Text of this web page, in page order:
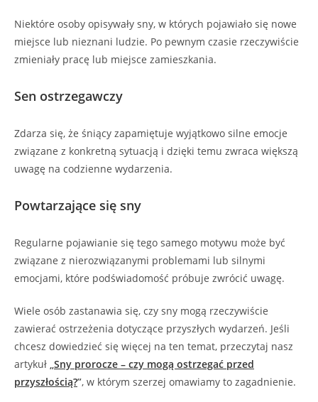
Niektóre osoby opisywały sny, w których pojawiało się nowe
miejsce lub nieznani ludzie. Po pewnym czasie rzeczywiście
zmieniały pracę lub miejsce zamieszkania.
Sen ostrzegawczy
Zdarza się, że śniący zapamiętuje wyjątkowo silne emocje
związane z konkretną sytuacją i dzięki temu zwraca większą
uwagę na codzienne wydarzenia.
Powtarzające się sny
Regularne pojawianie się tego samego motywu może być
związane z nierozwiązanymi problemami lub silnymi
emocjami, które podświadomość próbuje zwrócić uwagę.
Wiele osób zastanawia się, czy sny mogą rzeczywiście
zawierać ostrzeżenia dotyczące przyszłych wydarzeń. Jeśli
chcesz dowiedzieć się więcej na ten temat, przeczytaj nasz
artykuł „Sny prorocze – czy mogą ostrzegać przed
przyszłością?”, w którym szerzej omawiamy to zagadnienie.